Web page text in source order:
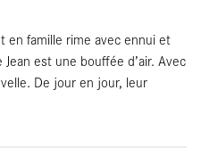
en famille rime avec ennui et
est une bouffée d’air. Avec
De jour en jour, leur